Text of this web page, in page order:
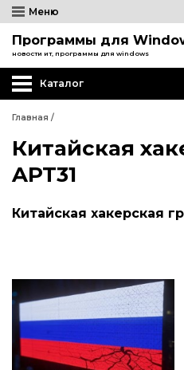
Меню
Программы для
новости ит, программы для windows
Каталог
Главная /
Китайская
APT31
Китайская хакерская